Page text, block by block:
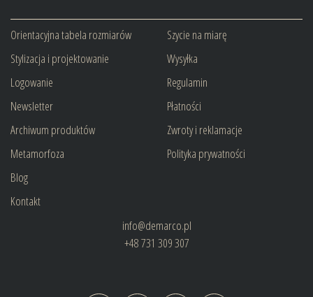
Orientacyjna tabela rozmiarów
Stylizacja i projektowanie
Logowanie
Newsletter
Archiwum produktów
Metamorfoza
Blog
Kontakt
Szycie na miarę
Wysyłka
Regulamin
Płatności
Zwroty i reklamacje
Polityka prywatności
info@demarco.pl
+48 731 309 307